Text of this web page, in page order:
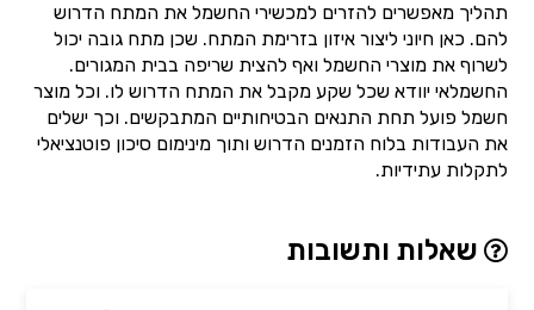
תהליך מאפשרים להזרים למכשירי החשמל את המתח הדרוש
להם. כאן חיוני ליצור איזון בזרימת המתח. שכן מתח גובה יכול
לשרוף את מוצרי החשמל ואף להצית שריפה בבית המגורים.
החשמלאי יוודא שכל שקע מקבל את המתח הדרוש לו. וכל מוצר
חשמל פועל תחת התנאים הבטיחותיים המתבקשים. וכך ישלים
את העבודות בלוח הזמנים הדרוש ותוך מינימום סיכון פוטנציאלי
לתקלות עתידיות.
שאלות ותשובות